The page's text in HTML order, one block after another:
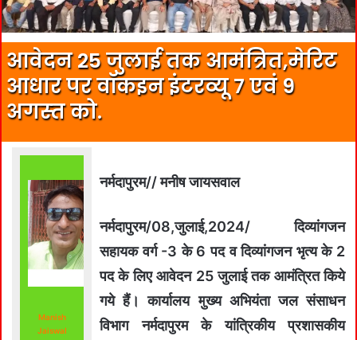
आवेदन 25 जुलाई तक आमंत्रित,मेरिट
आधार पर वॉकइन इंटरव्‍यू 7 एवं 9
अगस्‍त को.
Manish
Jaiswal
नर्मदापुरम// मनीष जायसवाल
नर्मदापुरम/08,जुलाई,2024/ दिव्‍यांगजन
सहायक वर्ग -3 के 6 पद व दिव्‍यांगजन भृत्‍य के 2
पद के लिए आवेदन 25 जुलाई तक आमंत्रित किये
गये हैं। कार्यालय मुख्‍य अभियंता जल संसाधन
विभाग नर्मदापुरम के यांत्रिकीय प्रशासकीय